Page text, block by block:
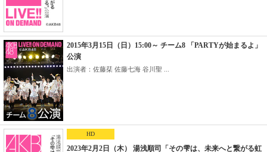
2015年3月15日（日）15:00～ チーム8 「PARTYが始まるよ」
公演
出演者：佐藤栞 佐藤七海 谷川聖 ...
HD
2023年2月2日（木） 湯浅順司「その雫は、未来へと繋がる虹